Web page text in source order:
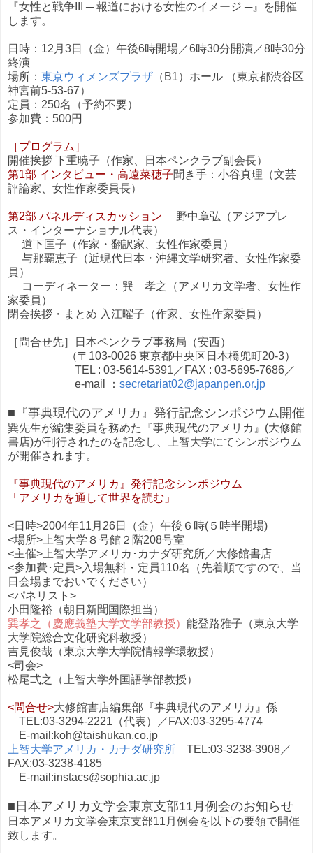
『女性と戦争III ─ 報道における女性のイメージ ─』を開催
します。
日時：12月3日（金）午後6時開場／6時30分開演／8時30分
終演
場所： 東京ウィメンズプラザ （B1）ホール （東京都渋谷区
神宮前5-53-67）
定員：250名（予約不要）
参加費：500円
［プログラム］
開催挨拶 下重暁子（作家、日本ペンクラブ副会長）
第1部 インタビュー・高遠菜穂子聞き手：小谷真理（文芸
評論家、女性作家委員長）
第2部 パネルディスカッション 野中章弘（アジアプレ
ス・インターナショナル代表）
道下匡子（作家・翻訳家、女性作家委員）
与那覇恵子（近現代日本・沖縄文学研究者、女性作家委
員）
コーディネーター：巽 孝之（アメリカ文学者、女性作
家委員）
閉会挨拶・まとめ 入江曜子（作家、女性作家委員）
［問合せ先］日本ペンクラブ事務局（安西）
（〒103-0026 東京都中央区日本橋兜町20-3）
TEL : 03-5614-5391／FAX : 03-5695-7686／
e-mail ： secretariat02@japanpen.or.jp
■『事典現代のアメリカ』発行記念シンポジウム開催
巽先生が編集委員を務めた『事典現代のアメリカ』(大修館
書店)が刊行されたのを記念し、上智大学にてシンポジウム
が開催されます。
『事典現代のアメリカ』発行記念シンポジウム
「アメリカを通して世界を読む」
<日時>2004年11月26日（金）午後６時(５時半開場)
<場所>上智大学８号館２階208号室
<主催>上智大学アメリカ･カナダ研究所／大修館書店
<参加費･定員>入場無料・定員110名（先着順ですので、当
日会場までおいでください）
<パネリスト>
小田隆裕（朝日新聞国際担当）
巽孝之（慶應義塾大学文学部教授） 能登路雅子（東京大学
大学院総合文化研究科教授）
吉見俊哉（東京大学大学院情報学環教授）
<司会>
松尾弌之（上智大学外国語学部教授）
<問合せ>大修館書店編集部『事典現代のアメリカ』係
TEL:03-3294-2221（代表）／FAX:03-3295-4774
E-mail:koh@taishukan.co.jp
上智大学アメリカ・カナダ研究所 TEL:03-3238-3908／
FAX:03-3238-4185
E-mail:instacs@sophia.ac.jp
■日本アメリカ文学会東京支部11月例会のお知らせ
日本アメリカ文学会東京支部11月例会を以下の要領で開催
致します。